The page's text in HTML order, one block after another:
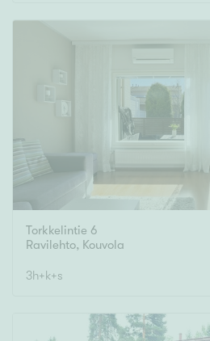
Torkkelintie 6
Ravilehto, Kouvola
3h+k+s